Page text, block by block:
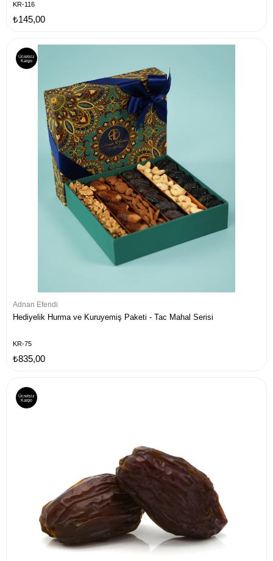
KR-116
₺145,00
Adnan Efendi
Hediyelik Hurma ve Kuruyemiş Paketi - Tac Mahal Serisi
KR-75
₺835,00
Ücretsiz
Kargo
Ücretsiz
Kargo